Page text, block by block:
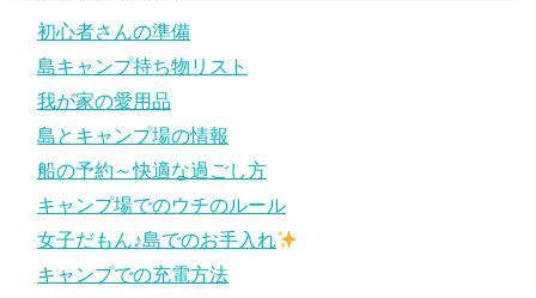
初心者さんの準備
島キャンプ持ち物リスト
我が家の愛用品
島とキャンプ場の情報
船の予約～快適な過ごし方
キャンプ場でのウチのルール
女子だもん♪島でのお手入れ
キャンプでの充電方法